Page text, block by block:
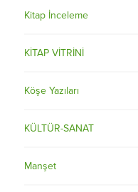
Kitap İnceleme
KİTAP VİTRİNİ
Köşe Yazıları
KÜLTÜR-SANAT
Manşet